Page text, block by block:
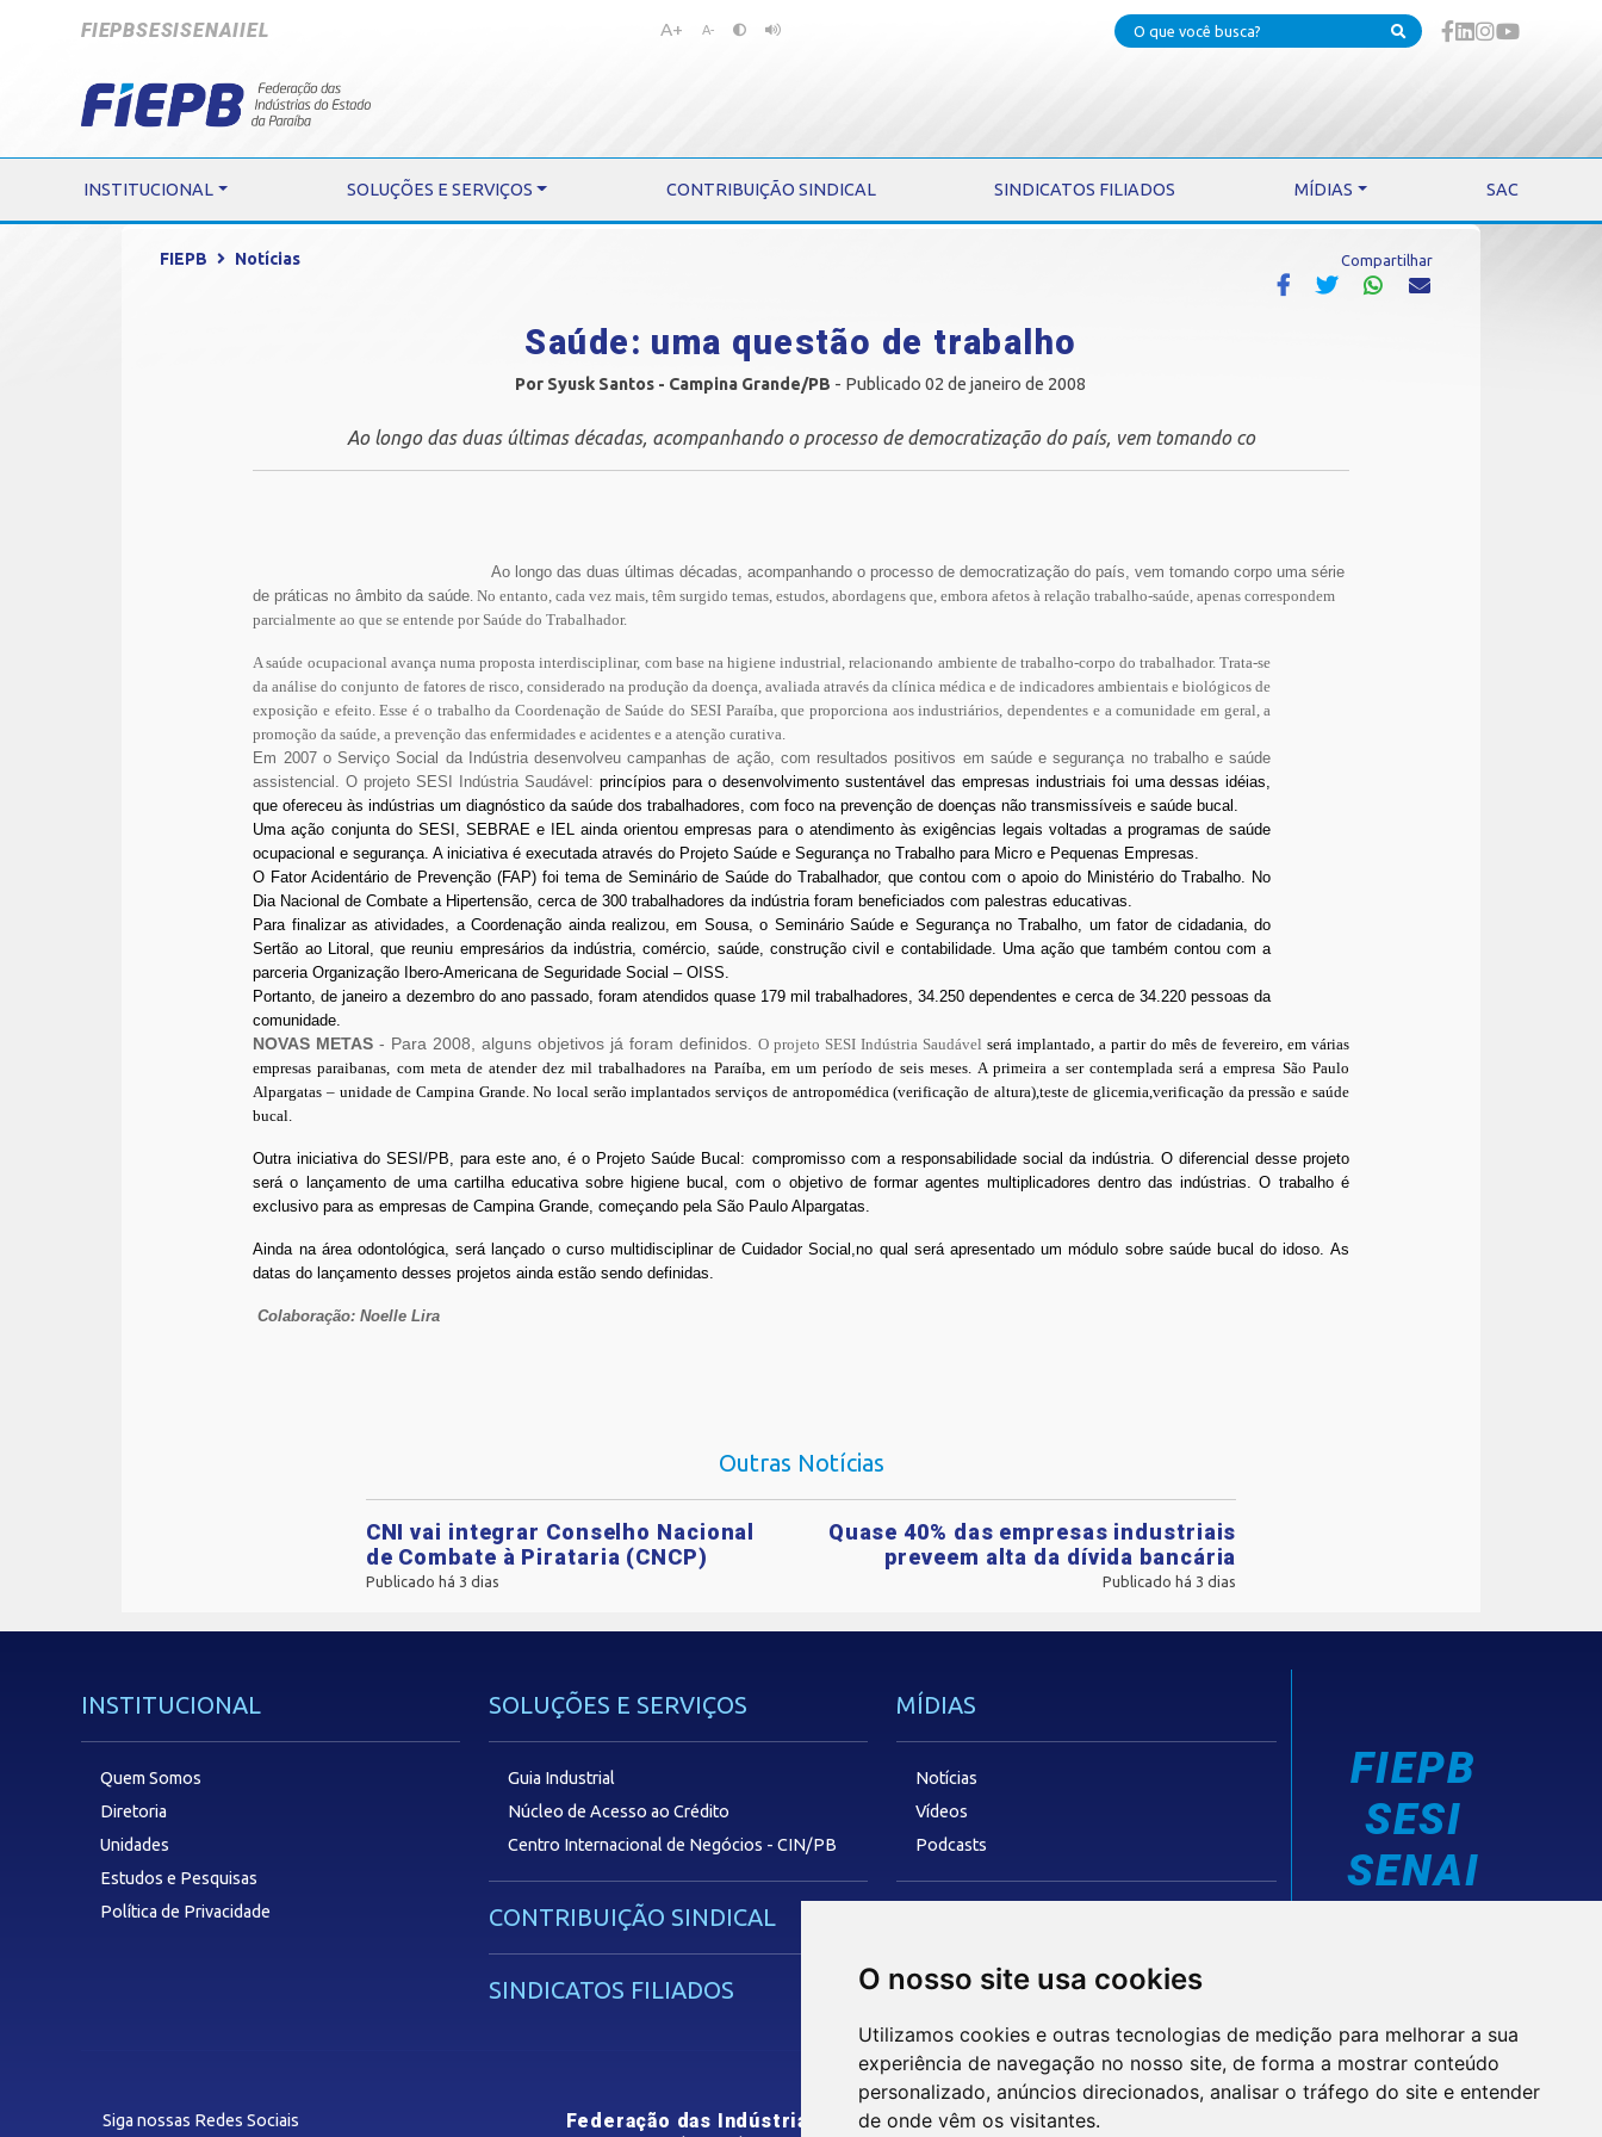
O nosso site usa cookies
Utilizamos cookies e outras tecnologias de medição para melhorar a sua
experiência de navegação no nosso site, de forma a mostrar conteúdo
personalizado, anúncios direcionados, analisar o tráfego do site e entender
de onde vêm os visitantes.
FIEPBSESISENAIIEL
Pular
Pular
A+ A-
INSTITUCIONAL SOLUÇÕES E SERVIÇOS CONTRIBUIÇÃO SINDICAL SINDICATOS FILIADOS MÍDIAS SAC
FIEPB Notícias Compartilhar
Saúde: uma questão de trabalho
Por Syusk Santos - Campina Grande/PB - Publicado 02 de janeiro de 2008
Ao longo das duas últimas décadas, acompanhando o processo de democratização do país, vem tomando co
Ao longo das duas últimas décadas, acompanhando o processo de democratização do país, vem tomando corpo uma série
de práticas no âmbito da saúde.No entanto, cada vez mais, têm surgido temas, estudos, abordagens que, embora afetos à relação trabalho-saúde, apenas correspondem
parcialmente ao que se entende por Saúde do Trabalhador.
A saúde ocupacional avança numa proposta interdisciplinar, com base na higiene industrial, relacionando ambiente de trabalho-corpo do trabalhador. Trata-se
da análise do conjunto de fatores de risco, considerado na produção da doença, avaliada através da clínica médica e de indicadores ambientais e biológicos de
exposição e efeito. Esse é o trabalho da Coordenação de Saúde do SESI Paraíba, que proporciona aos industriários, dependentes e a comunidade em geral,a
promoção da saúde, a prevenção das enfermidades e acidentes e a atenção curativa.
Em 2007 o Serviço Social da Indústria desenvolveu campanhas de ação, com resultados positivos em saúde e segurança no trabalho e saúde
assistencial. O projeto SESI Indústria Saudável: princípios para o desenvolvimento sustentável das empresas industriais foi uma dessas idéias,
que ofereceu às indústrias um diagnóstico da saúde dos trabalhadores, com foco na prevenção de doenças não transmissíveis e saúde bucal.
Uma ação conjunta do SESI, SEBRAE e IEL ainda orientou empresas para o atendimento às exigências legais voltadas a programas de saúde
ocupacional e segurança. A iniciativa é executada através do Projeto Saúde e Segurança no Trabalho para Micro e Pequenas Empresas.
O Fator Acidentário de Prevenção (FAP) foi tema de Seminário de Saúde do Trabalhador, que contou com o apoio do Ministério do Trabalho. No
Dia Nacional de Combate a Hipertensão, cerca de 300 trabalhadores da indústria foram beneficiados com palestras educativas.
Para finalizar as atividades, a Coordenação ainda realizou, em Sousa, o Seminário Saúde e Segurança no Trabalho, um fator de cidadania, do
Sertão ao Litoral, que reuniu empresários da indústria, comércio, saúde, construção civil e contabilidade. Uma ação que também contou com a
parceria Organização Ibero-Americana de Seguridade Social – OISS.
Portanto, de janeiro a dezembro do ano passado, foram atendidos quase 179 mil trabalhadores, 34.250 dependentes e cerca de 34.220 pessoas da
comunidade.
NOVAS METAS- Para 2008, alguns objetivos já foram definidos.O projeto SESI Indústria Saudável será implantado, a partir do mês de fevereiro, em várias
empresas paraibanas, com meta de atender dez mil trabalhadores na Paraíba, em um período de seis meses. A primeira a ser contemplada será a empresa São Paulo
Alpargatas – unidade de Campina Grande. No local serão implantados serviços de antropomédica (verificação de altura),teste de glicemia,verificação da pressão e saúde
bucal.
Outra iniciativa do SESI/PB, para este ano, é o Projeto Saúde Bucal: compromisso com a responsabilidade social da indústria. O diferencial desse projeto
será o lançamento de uma cartilha educativa sobre higiene bucal, com o objetivo de formar agentes multiplicadores dentro das indústrias. O trabalho é
exclusivo para as empresas de Campina Grande, começando pela São Paulo Alpargatas.
Ainda na área odontológica, será lançado o curso multidisciplinar de Cuidador Social,no qual será apresentado um módulo sobre saúde bucal do idoso. As
datas do lançamento desses projetos ainda estão sendo definidas.
Colaboração: Noelle Lira
Outras Notícias
CNI vai integrar Conselho Nacional
de Combate à Pirataria (CNCP)
Publicado há 3 dias
Quase 40% das empresas industriais
preveem alta da dívida bancária
Publicado há 3 dias
INSTITUCIONAL
Quem Somos
Diretoria
Unidades
Estudos e Pesquisas
Política de Privacidade
SOLUÇÕES E SERVIÇOS
Guia Industrial
Núcleo de Acesso ao Crédito
Centro Internacional de Negócios - CIN/PB
CONTRIBUIÇÃO SINDICAL
SINDICATOS FILIADOS
MÍDIAS
Notícias
Vídeos
Podcasts
FIEPB
SESI
SENAI
Siga nossas Redes Sociais Federação das Indústrias do Estado da Paraíba